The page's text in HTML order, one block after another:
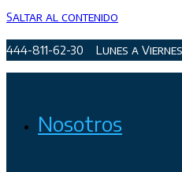
Saltar al contenido
444-811-62-30 Lunes a
Organismo Operador de
Saneamiento de San Luis
Nosotros